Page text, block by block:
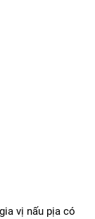
vị nấu pịa có